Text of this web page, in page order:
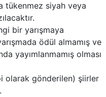
tükenmez siyah veya
bir yarışmaya
ödül almamış ve
yayımlanmamış olması
olarak gönderilen) şiirler